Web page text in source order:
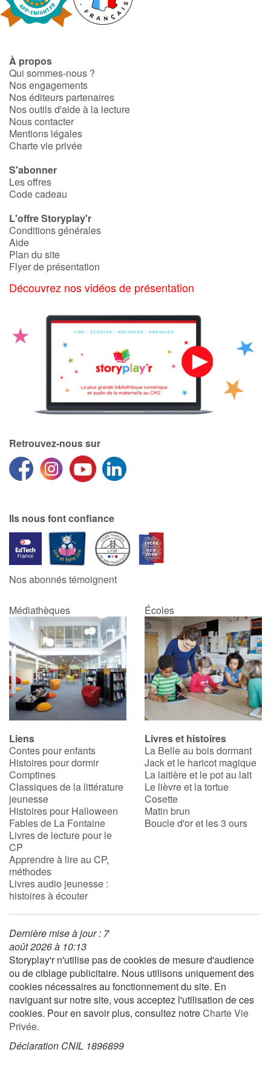
Fable, mythe, littérature et poésie
Ogres, monstres et sorcières
Héroïnes et héros
Écologie, nature, saisons
Les animaux
Voyage, épopée, enquête, aventure
Autour du monde
Apprentissage
Art, espace, activité
En famille
Quotidien et loisirs
Amour et amitié
Sujets de société
Formats et illustrations
Catalogue anglais
Contraste +
Aide
Accueil
Famille
Écoles
Médiathèques
Vidéos & Tutoriaux
Blog
Actualités
Rencontres et témoignages
Contes d'ici et d'ailleurs
Autour de la lecture
Apprendre à lire
Livre audio
À propos
Qui sommes-nous ?
Nos engagements
Nos éditeurs partenaires
Nos outils d'aide à la lecture
Nous contacter
Mentions légales
Charte vie privée
S'abonner
Les offres
Code cadeau
L'offre Storyplay'r
Conditions générales
Aide
Plan du site
Flyer de présentation
Découvrez nos vidéos de présentation
Retrouvez-nous sur
Ils nous font confiance
Nos abonnés témoignent
Médiathèques Écoles
Liens
Contes pour enfants
Histoires pour dormir
Comptines
Classiques de la littérature
jeunesse
Histoires pour Halloween
Fables de La Fontaine
Livres de lecture pour le
CP
Apprendre à lire au CP,
méthodes
Livres audio jeunesse :
histoires à écouter
Livres et histoires
La Belle au bois dormant
Jack et le haricot magique
La laitière et le pot au lait
Le lièvre et la tortue
Cosette
Matin brun
Boucle d'or et les 3 ours
Dernière mise à jour : 7
août 2026 à 10:13
Storyplay'r n'utilise pas de cookies de mesure d'audience
ou de ciblage publicitaire. Nous utilisons uniquement des
cookies nécessaires au fonctionnement du site. En
naviguant sur notre site, vous acceptez l'utilisation de ces
cookies. Pour en savoir plus, consultez notreCharte Vie
Privée.
Déclaration CNIL 1896899